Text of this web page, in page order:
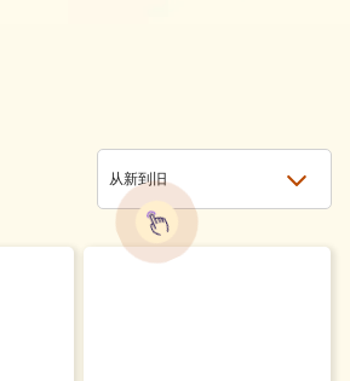
从新到旧